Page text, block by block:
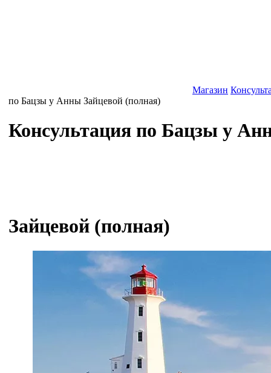
Магазин
по Бацзы у Анны Зайцевой (полная)
Консультация по Бацзы у
Зайцевой (полная)